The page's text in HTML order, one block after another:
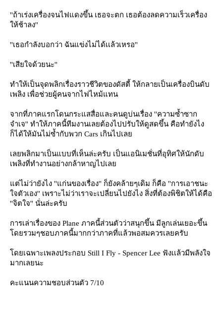
''ถ้าเร่งเครื่องจนไฟแดงขึ้น เธอจะตก เธอต้องลดความเร็วเครื่อง
ห้ช้าลง''
''เธอกำลังบอกว่า ฉันแข่งไม่ได้เเล้วเหรอ''
''เสียใจด้วยนะ''
ทำให้เป็นจุดพลิกเรื่องราวชีวิตของดัสตี้ ให้กลายเป็นเครื่องบินดับ
เพลิง เพื่อช่วยผู้คนจากไฟไหม้แทน
จากที่ภาคแรกโดนกระแสสื่อและคนดูบ่นเรื่อง ''ความซ้ำซาก
จำเจ'' ทำให้ภาคนี้ทีมงานเลยต้องไปปรับให้ดูสดขึ้น คือทำยังไง
ก็ได้ให้มันไม่ซ้ำกับพวก Cars เกินไปเล
เลยพลิกมาเป็นแบบที่เห็นล่ะครับ เป็นแอนิเมชั่นที่อุทิศให้นักดับ
เพลิงที่ทำงานอย่างกล้าหาญไปเล
ต่ไม่ว่ายังไง ''แก่นของเรื่อง'' ก็ยังคล้ายๆเดิม ก็คือ ''การเอาชนะ
จตัวเอง'' เพราะไม่ว่าเราจะเปลี่ยนไปยังไง สิ่งที่ต้องพิชิตให้ได้คือ
''จิตใจ'' นั่นล่ะครับ
การเล่าเรื่องของ Plane ภาคนี้ส่วนตัวว่าสนุกขึ้น มีลูกเล่นเยอะขึ้น
ดยรวมๆชอบภาคนี้มากกว่าภาคที่แล้วพอสมควรเลยครับ
ดยเฉพาะเพลงประกอบ Still I Fly - Spencer Lee ฟังเเล้วมีพลังใจ
มากเลยนะ
คะแนนความชอบส่วนตัว 7/10